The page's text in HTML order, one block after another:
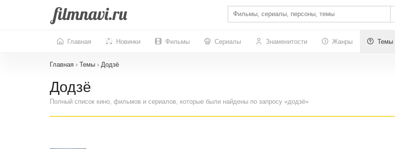
Главная Новинки Фильмы Сериалы Знаменитости Жанры Темы
Главная › Темы › Додзё
Додзё
Полный список кино, фильмов и сериалов, которые были найдены по запросу «додзё»